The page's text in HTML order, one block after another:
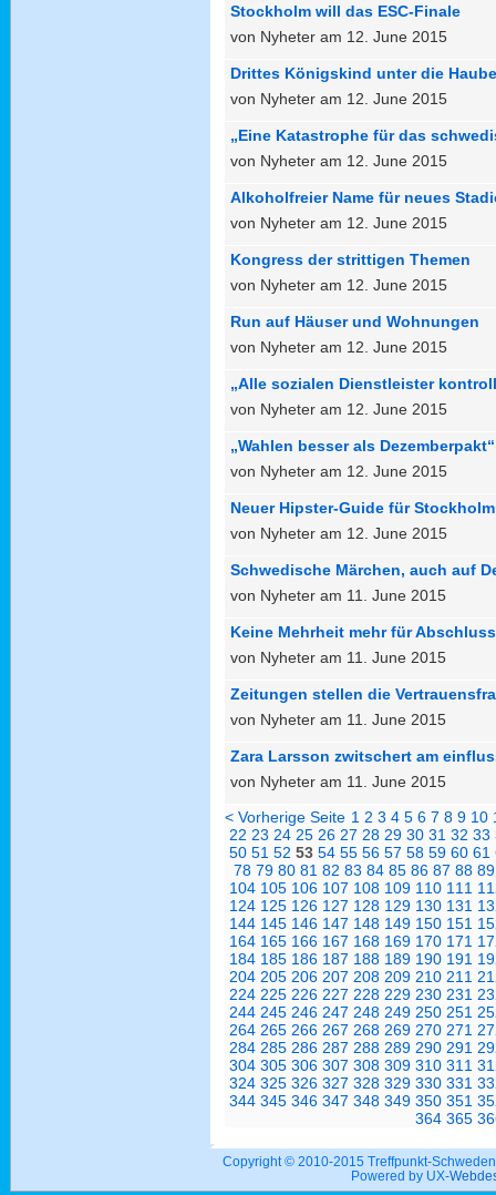
Stockholm will das ESC-Finale
von Nyheter am 12. June 2015
Drittes Königskind unter die Haube
von Nyheter am 12. June 2015
„Eine Katastrophe für das
von Nyheter am 12. June 2015
Alkoholfreier Name für neues
von Nyheter am 12. June 2015
Kongress der strittigen Themen
von Nyheter am 12. June 2015
Run auf Häuser und Wohnungen
von Nyheter am 12. June 2015
„Alle sozialen Dienstleister
von Nyheter am 12. June 2015
„Wahlen besser als Dezemberpakt“
von Nyheter am 12. June 2015
Neuer Hipster-Guide für Stockholm
von Nyheter am 12. June 2015
Schwedische Märchen, auch auf
von Nyheter am 11. June 2015
Keine Mehrheit mehr für
von Nyheter am 11. June 2015
Zeitungen stellen die
von Nyheter am 11. June 2015
Zara Larsson zwitschert am
von Nyheter am 11. June 2015
< Vorherige Seite 1 2 3 4 5 6 7 8 9 10
22 23 24 25 26 27 28 29 30 31 32 33
50 51 52 53 54 55 56 57 58 59 60 61
78 79 80 81 82 83 84 85 86 87 88 89
104 105 106 107 108 109 110 111
124 125 126 127 128 129 130 131
144 145 146 147 148 149 150 151
164 165 166 167 168 169 170 171
184 185 186 187 188 189 190 191
204 205 206 207 208 209 210 211
224 225 226 227 228 229 230 231
244 245 246 247 248 249 250 251
264 265 266 267 268 269 270 271
284 285 286 287 288 289 290 291
304 305 306 307 308 309 310 311
324 325 326 327 328 329 330 331
344 345 346 347 348 349 350 351
364 365
Copyright © 2010-2015 Treffpunkt-
Powered by UX-